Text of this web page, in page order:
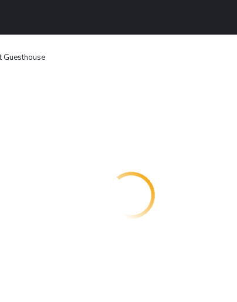
Guesthouse